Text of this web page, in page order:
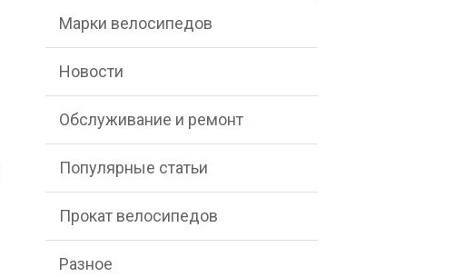
Марки велосипедов
Новости
Обслуживание и ремонт
Популярные статьи
Прокат велосипедов
Разное